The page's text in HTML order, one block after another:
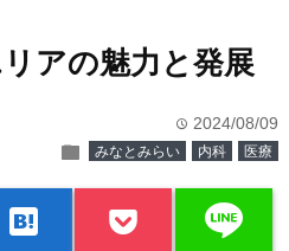
アの魅力と発展
time 2024/08/09
folder みなとみらい 内科 医療
hatenabookmark line